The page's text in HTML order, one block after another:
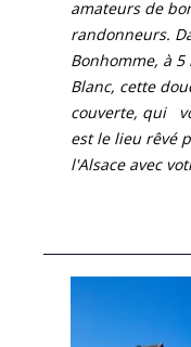
amateurs de
randonneurs.
Bonhomme, à
Blanc, cette
couverte, qui
est le lieu rêvé
l'Alsace avec